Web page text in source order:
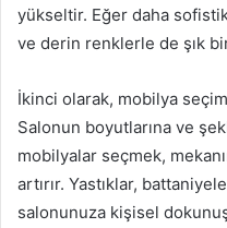
yükseltir. Eğer daha
ve derin renklerle de şık
İkinci olarak, mobilya
Salonun boyutlarına ve
mobilyalar seçmek,
artırır. Yastıklar,
salonunuza kişisel